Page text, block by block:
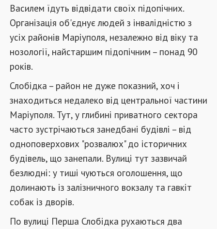
Василем їдуть відвідати своїх підопічних.
Організація об'єднує людей з інвалідністю з
усіх районів Маріуполя, незалежно від віку та
нозології, найстаршим підопічним – понад 90
років.
Слобідка – район не дуже показний, хоч і
знаходиться недалеко від центральної частини
Маріуполя. Тут, у глибині приватного сектора
часто зустрічаються занедбані будівлі – від
одноповерхових "розвалюх" до історичних
будівель, що занепали. Вулиці тут зазвичай
безлюдні: у тиші чуються оголошення, що
долинають із залізничного вокзалу та гавкіт
собак із дворів.
По вулиці Перша Слобідка рухаються два